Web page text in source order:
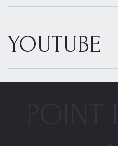
YOUTUBE